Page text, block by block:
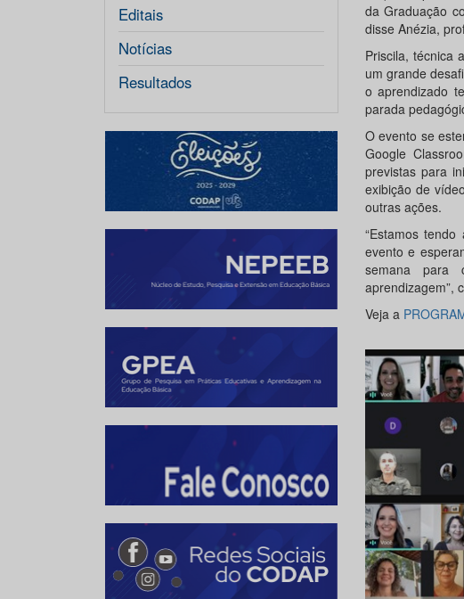
Editais
Notícias
Resultados
da Graduação
disse Anézia,
Priscila, técnica
um grande
o aprendizado
parada
O evento se
Google
previstas para
exibição de
outras ações.
“Estamos
evento e
semana para
aprendizagem”,
Veja a